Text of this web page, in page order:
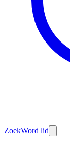
ZoekWord lid